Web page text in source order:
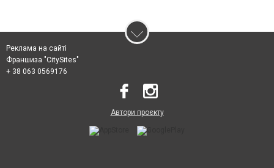
Реклама на сайті
Франшиза "CitySites"
+ 38 063 0569176
Автори проєкту